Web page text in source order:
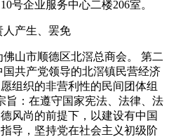
号企业服务中心二楼206室。
人产生、罢免
山市顺德区北滘总商会。 第二
共产党领导的北滘镇民营经济
组织的非营利性的民间团体组
旨：在遵守国家宪法、法律、法
风尚的前提下，以建设有中国
导，坚持党在社会主义初级阶